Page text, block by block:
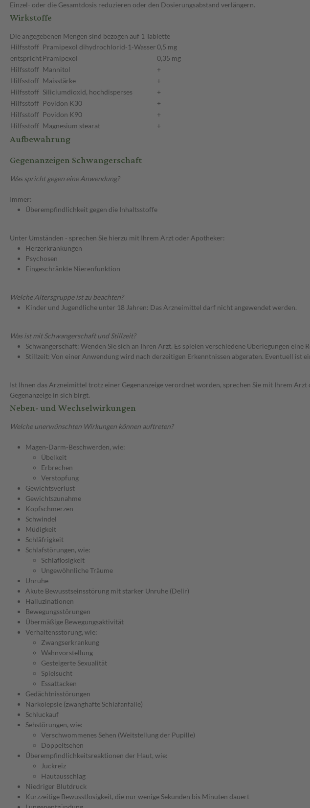
Einzel- oder die Gesamtdosis reduzieren oder den Dosierungsabstand verlängern.
Wirkstoffe
Die angegebenen Mengen sind bezogen auf 1 Tablette
Hilfsstoff Pramipexol dihydrochlorid-1-Wasser0,5 mg
entsprichtPramipexol
0,35 mg
Hilfsstoff Mannitol
+
Hilfsstoff Maisstärke
+
Hilfsstoff Siliciumdioxid, hochdisperses
+
Hilfsstoff Povidon K30
+
Hilfsstoff Povidon K90
+
Hilfsstoff Magnesium stearat +
Aufbewahrung
Gegenanzeigen Schwangerschaft
Was spricht gegen eine Anwendung?
Immer:
Überempfindlichkeit gegen die Inhaltsstoffe
Unter Umständen - sprechen Sie hierzu mit Ihrem Arzt oder Apotheker:
Herzerkrankungen
Psychosen
Eingeschränkte Nierenfunktion
Welche Altersgruppe ist zu beachten?
Kinder und Jugendliche unter 18 Jahren: Das Arzneimittel darf nicht angewendet werden.
Was ist mit Schwangerschaft und Stillzeit?
Schwangerschaft: Wenden Sie sich an Ihren Arzt. Es spielen verschiedene Überlegungen
Stillzeit: Von einer Anwendung wird nach derzeitigen Erkenntnissen abgeraten. Eventuell ist
Ist Ihnen das Arzneimittel trotz einer Gegenanzeige verordnet worden, sprechen Sie mit Ihrem
Gegenanzeige in sich birgt.
Neben- und Wechselwirkungen
Welche unerwünschten Wirkungen können auftreten?
Magen-Darm-Beschwerden, wie:
Übelkeit
Erbrechen
Verstopfung
Gewichtsverlust
Gewichtszunahme
Kopfschmerzen
Schwindel
Müdigkeit
Schläfrigkeit
Schlafstörungen, wie:
Schlaflosigkeit
Ungewöhnliche Träume
Unruhe
Akute Bewusstseinsstörung mit starker Unruhe (Delir)
Halluzinationen
Bewegungsstörungen
Übermäßige Bewegungsaktivität
Verhaltensstörung, wie:
Zwangserkrankung
Wahnvorstellung
Gesteigerte Sexualität
Spielsucht
Essattacken
Gedächtnisstörungen
Narkolepsie (zwanghafte Schlafanfälle)
Schluckauf
Sehstörungen, wie:
Verschwommenes Sehen (Weitstellung der Pupille)
Doppeltsehen
Überempfindlichkeitsreaktionen der Haut, wie:
Juckreiz
Hautausschlag
Niedriger Blutdruck
Kurzzeitige Bewusstlosigkeit, die nur wenige Sekunden bis Minuten dauert